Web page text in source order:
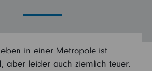
in einer Metropole ist
aber leider auch ziemlich teuer.